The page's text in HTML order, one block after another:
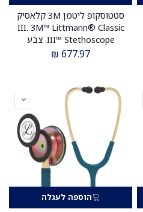
סטטוסקופ ליטמן 3M קלאסיק
III. 3M™ Littmann® Classic
III™ Stethoscope. צבע
בורגונדי מושחר גימור שמפניה.
שנים . יבוא רשמי לישראל.
677.97
₪
הוספה לעגלה